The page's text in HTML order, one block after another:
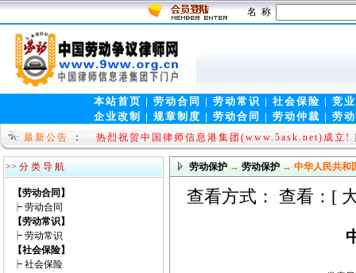
名 称
本站首页 | 劳动合同 | 劳动常识 | 社会保险 | 竞
企业改制
| 规章制度 | 劳动合同 | 劳动仲裁 | 劳
最新公告 ：
热烈祝贺中国律师信息港集团(www.5ask.net)成立!
中国劳动争议律师网-中国律师信息港集团（
09]
>> 分 类 导 航
【劳动合同】
┝ 劳动合同
【劳动常识】
┝ 劳动常识
【社会保险】
┝ 社会保险
劳动保护→ 劳动保护→ 中华人民共和
查看方式： 查看：[